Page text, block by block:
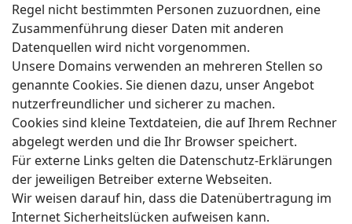
Regel nicht bestimmten Personen zuzuordnen, eine
Zusammenführung dieser Daten mit anderen
Datenquellen wird nicht vorgenommen.
Unsere Domains verwenden an mehreren Stellen so
genannte Cookies. Sie dienen dazu, unser Angebot
nutzerfreundlicher und sicherer zu machen.
Cookies sind kleine Textdateien, die auf Ihrem Rechner
abgelegt werden und die Ihr Browser speichert.
Für externe Links gelten die Datenschutz-Erklärungen
der jeweiligen Betreiber externe Webseiten.
Wir weisen darauf hin, dass die Datenübertragung im
Internet Sicherheitslücken aufweisen kann.